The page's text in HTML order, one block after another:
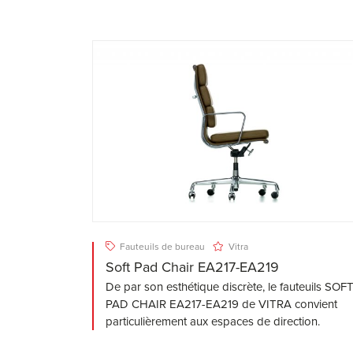
Fauteuils de bureau Vitra
Soft Pad Chair EA217-EA219
De par son esthétique discrète, le fauteuils SOFT
PAD CHAIR EA217-EA219 de VITRA convient
particulièrement aux espaces de direction.